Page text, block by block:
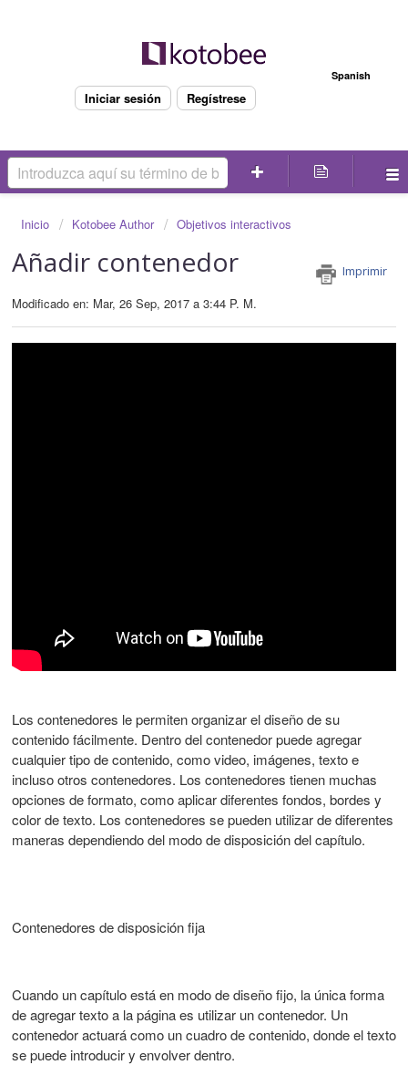
Spanish
Iniciar sesión Regístrese
Inicio Kotobee Author Objetivos interactivos
Añadir contenedor Imprimir
Modificado en: Mar, 26 Sep, 2017 a 3:44 P. M.
Los contenedores le permiten organizar el diseño de su
contenido fácilmente. Dentro del contenedor puede agregar
cualquier tipo de contenido, como video, imágenes, texto e
incluso otros contenedores. Los contenedores tienen muchas
opciones de formato, como aplicar diferentes fondos, bordes y
color de texto. Los contenedores se pueden utilizar de diferentes
maneras dependiendo del modo de disposición del capítulo.
Contenedores de disposición fija
Cuando un capítulo está en modo de diseño fijo, la única forma
de agregar texto a la página es utilizar un contenedor. Un
contenedor actuará como un cuadro de contenido, donde el texto
se puede introducir y envolver dentro.